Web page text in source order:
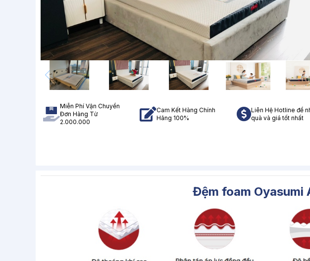
Miễn Phí Vận Chuyển
Đơn Hàng Từ
2.000.000
Cam Kết Hàng Chính
Hãng 100%
Liên Hệ Hotline để
quà và giá tốt nhất
Đệm foam Oyasumi